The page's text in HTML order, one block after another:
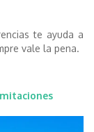
te ayuda a
vale la pena.